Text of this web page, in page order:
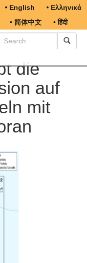
• English
• Ελληνικά
• 简体中文 • हिंदी
die
auf
mit